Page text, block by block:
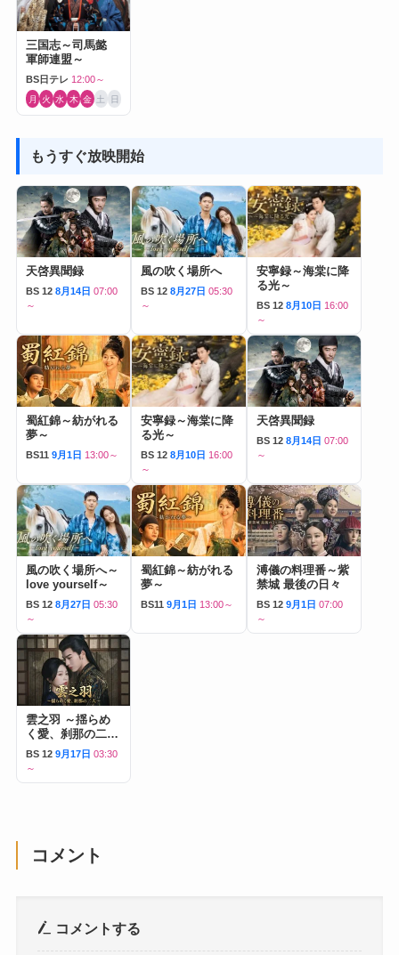
三国志～司馬懿
軍師連盟～
BS日テレ 12:00～
月 火 水 木 金 土 日
もうすぐ放映開始
天啓異聞録
BS 12 8月14日 07:00
～
風の吹く場所へ
BS 12 8月27日 05:30
～
安寧録～海棠に降
る光～
BS 12 8月10日 16:00
～
蜀紅錦～紡がれる
夢～
BS11 9月1日 13:00～
安寧録～海棠に降
る光～
BS 12 8月10日 16:00
～
天啓異聞録
BS 12 8月14日 07:00
～
風の吹く場所へ～
love yourself～
BS 12 8月27日 05:30
～
蜀紅錦～紡がれる
夢～
BS11 9月1日 13:00～
溥儀の料理番～紫
禁城 最後の日々
BS 12 9月1日 07:00
～
雲之羽 ～揺らめ
く愛、刹那の二人
～
BS 12 9月17日 03:30
～
コメント
コメントする